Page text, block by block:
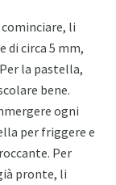
li
di circa 5 mm,
la pastella,
bene.
ogni
per friggere e
Per
pronte, li